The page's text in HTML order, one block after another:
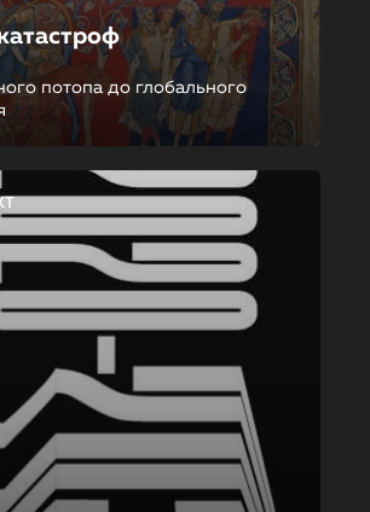
потопа до глобального